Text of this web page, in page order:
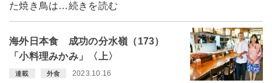
た焼き鳥は…続きを読む
海外日本食 成功の分水嶺（173）
「小料理みかみ」〈上〉
連載 外食 2023.10.16